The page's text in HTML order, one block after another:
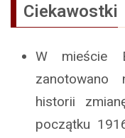
Ciekawostki
W mieście
historii
początku